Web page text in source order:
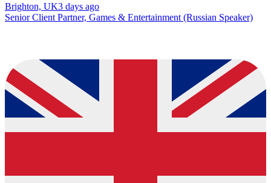
Brighton, UK3 days ago
Senior Client Partner, Games & Entertainment (Russian Speaker)